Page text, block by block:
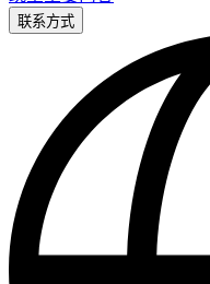
联系方式